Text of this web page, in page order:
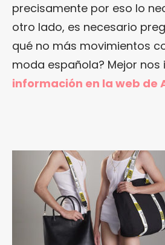
precisamente por eso lo
otro lado, es necesario
qué no más movimientos
moda española? Mejor nos
información en la web de